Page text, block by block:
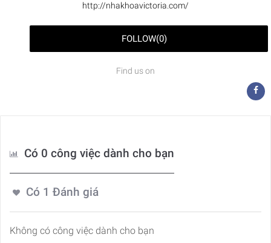
http://nhakhoavictoria.com/
FOLLOW(0)
Find us on
Có 0 công việc dành cho bạn
Có 1 Đánh giá
Không có công việc dành cho bạn